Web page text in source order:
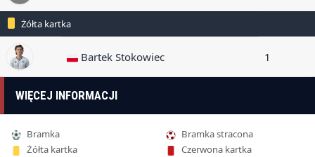
Żółta kartka
Bartek Stokowiec 1
WIĘCEJ INFORMACJI
Bramka
Bramka stracona
Żółta kartka
Czerwona kartka